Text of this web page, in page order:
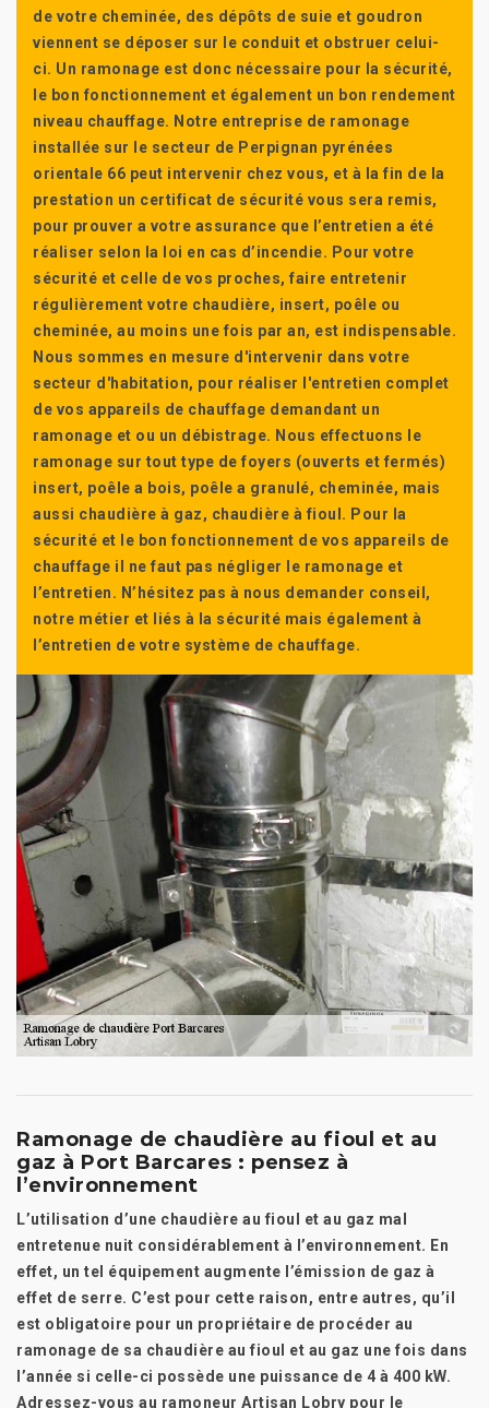
de votre cheminée, des dépôts de suie et goudron
viennent se déposer sur le conduit et obstruer celui-
ci. Un ramonage est donc nécessaire pour la sécurité,
le bon fonctionnement et également un bon rendement
niveau chauffage. Notre entreprise de ramonage
installée sur le secteur de Perpignan pyrénées
orientale 66 peut intervenir chez vous, et à la fin de la
prestation un certificat de sécurité vous sera remis,
pour prouver a votre assurance que l’entretien a été
réaliser selon la loi en cas d’incendie. Pour votre
sécurité et celle de vos proches, faire entretenir
régulièrement votre chaudière, insert, poêle ou
cheminée, au moins une fois par an, est indispensable.
Nous sommes en mesure d'intervenir dans votre
secteur d'habitation, pour réaliser l'entretien complet
de vos appareils de chauffage demandant un
ramonage et ou un débistrage. Nous effectuons le
ramonage sur tout type de foyers (ouverts et fermés)
insert, poêle a bois, poêle a granulé, cheminée, mais
aussi chaudière à gaz, chaudière à fioul. Pour la
sécurité et le bon fonctionnement de vos appareils de
chauffage il ne faut pas négliger le ramonage et
l’entretien. N’hésitez pas à nous demander conseil,
notre métier et liés à la sécurité mais également à
l’entretien de votre système de chauffage.
Ramonage de chaudière au fioul et au
gaz à Port Barcares : pensez à
l’environnement
L’utilisation d’une chaudière au fioul et au gaz mal
entretenue nuit considérablement à l’environnement. En
effet, un tel équipement augmente l’émission de gaz à
effet de serre. C’est pour cette raison, entre autres, qu’il
est obligatoire pour un propriétaire de procéder au
ramonage de sa chaudière au fioul et au gaz une fois dans
l’année si celle-ci possède une puissance de 4 à 400 kW.
Adressez-vous au ramoneur Artisan Lobry pour le